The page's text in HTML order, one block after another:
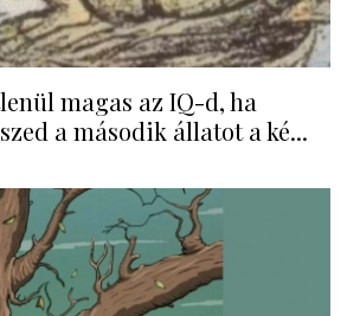
magas az IQ-d, ha
a második állatot a ké...